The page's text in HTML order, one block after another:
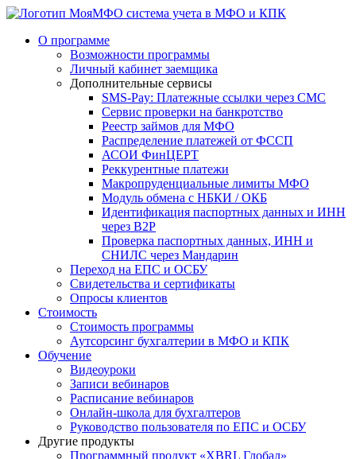
система учета в МФО и КПК
О программе
Возможности программы
Личный кабинет заемщика
Дополнительные сервисы
SMS-Pay: Платежные ссылки через СМС
Сервис проверки на банкротство
Реестр займов для МФО
Распределение платежей от ФССП
АСОИ ФинЦЕРТ
Реккурентные платежи
Макропруденциальные лимиты МФО
Модуль обмена с НБКИ / ОКБ
Идентификация паспортных данных и ИНН
через B2P
Проверка паспортных данных, ИНН и
СНИЛС через Мандарин
Переход на ЕПС и ОСБУ
Свидетельства и сертификаты
Опросы клиентов
Стоимость
Стоимость программы
Аутсорсинг бухгалтерии в МФО и КПК
Обучение
Видеоуроки
Записи вебинаров
Расписание вебинаров
Онлайн-школа для бухгалтеров
Руководство пользователя по ЕПС и ОСБУ
Другие продукты
Программный продукт «XBRL Глобал»